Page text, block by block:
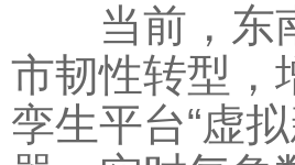
当前，东南
市韧性转型，
孪生平台“虚